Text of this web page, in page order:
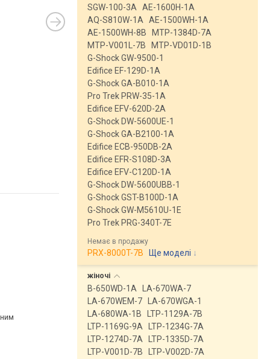
SGW-100-3A
AE-1600H-1A
AQ-S810W-1A
AE-1500WH-1A
AE-1500WH-8B
MTP-1384D-7A
MTP-V001L-7B
MTP-VD01D-1B
G-Shock GW-9500-1
Edifice EF-129D-1A
G-Shock GA-B010-1A
Pro Trek PRW-35-1A
Edifice EFV-620D-2A
G-Shock DW-5600UE-1
G-Shock GA-B2100-1A
Edifice ECB-950DB-2A
Edifice EFR-S108D-3A
Edifice EFV-C120D-1A
G-Shock DW-5600UBB-1
G-Shock GST-B100D-1A
G-Shock GW-M5610U-1E
Pro Trek PRG-340T-7E
Немає в продажу
PRX-8000T-7B Ще моделі ↓
жіночі
B-650WD-1A
LA-670WA-7
LA-670WEM-7
LA-670WGA-1
LA-680WA-1B
LTP-1129A-7B
LTP-1169G-9A
LTP-1234G-7A
LTP-1274D-7A
LTP-1335D-7A
LTP-V001D-7B
LTP-V002D-7A